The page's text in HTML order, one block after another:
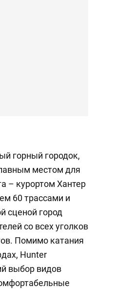
горный городок,
местом для
– курортом Хантер
60 трассами и
сценой город
со всех уголков
Помимо катания
Hunter
выбор видов